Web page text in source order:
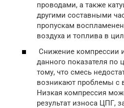
проводами, а также
другими составными
пропускам
воздуха и топлива в
Снижение компрессии
данного показателя по
тому, что смесь
возникают проблемы с
Низкая компрессия
результат износа ЦПГ,